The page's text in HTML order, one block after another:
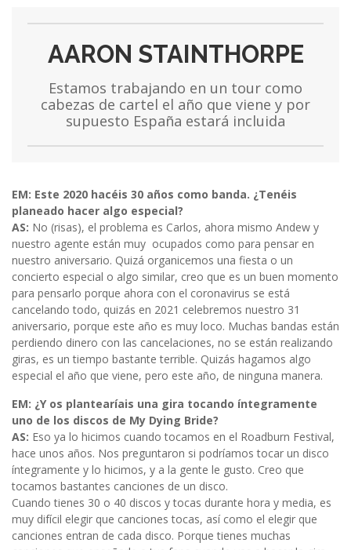
AARON STAINTHORPE
Estamos trabajando en un tour como
cabezas de cartel el año que viene y por
supuesto España estará incluida
EM: Este 2020 hacéis 30 años como banda. ¿Tenéis
planeado hacer algo especial?
AS: No (risas), el problema es Carlos, ahora mismo Andew y
nuestro agente están muy ocupados como para pensar en
nuestro aniversario. Quizá organicemos una fiesta o un
concierto especial o algo similar, creo que es un buen momento
para pensarlo porque ahora con el coronavirus se está
cancelando todo, quizás en 2021 celebremos nuestro 31
aniversario, porque este año es muy loco. Muchas bandas están
perdiendo dinero con las cancelaciones, no se están realizando
giras, es un tiempo bastante terrible. Quizás hagamos algo
especial el año que viene, pero este año, de ninguna manera.
EM: ¿Y os plantearíais una gira tocando íntegramente
uno de los discos de My Dying Bride?
AS: Eso ya lo hicimos cuando tocamos en el Roadburn Festival,
hace unos años. Nos preguntaron si podríamos tocar un disco
íntegramente y lo hicimos, y a la gente le gusto. Creo que
tocamos bastantes canciones de un disco.
Cuando tienes 30 o 40 discos y tocas durante hora y media, es
muy difícil elegir que canciones tocas, así como el elegir que
canciones entran de cada disco. Porque tienes muchas